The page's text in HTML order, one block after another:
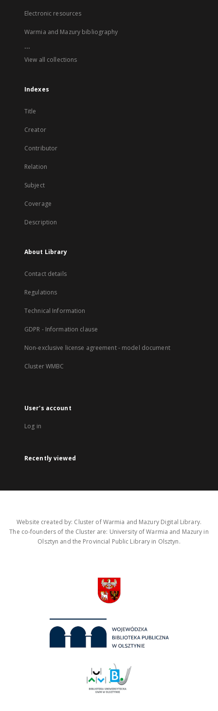
Electronic resources
Warmia and Mazury bibliography
...
View all collections
Indexes
Title
Creator
Contributor
Relation
Subject
Coverage
Description
About Library
Contact details
Regulations
Technical Information
GDPR - Information clause
Non-exclusive license agreement - model document
Cluster WMBC
User's account
Log in
Recently viewed
Website created by: Cluster of Warmia and Mazury Digital Library.
The co-founders of the Cluster are: University of Warmia and Mazury in
Olsztyn and the Provincial Public Library in Olsztyn.